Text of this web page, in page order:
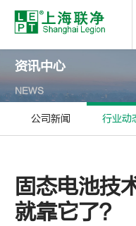
资讯中心
NEWS
公司新闻 行业动
固态电池技
就靠它了？